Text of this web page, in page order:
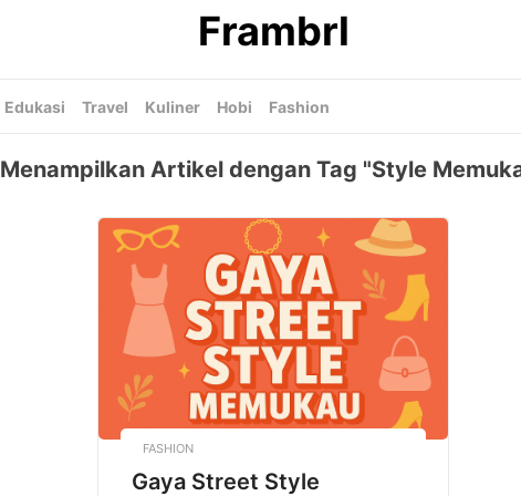
Frambrl
Edukasi Travel Kuliner Hobi Fashion
Menampilkan Artikel dengan Tag "Style
FASHION
Gaya Street Style